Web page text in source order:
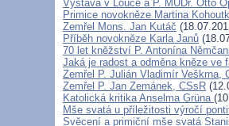
Výstava v Louce a P. MUDr. Otto
Primice novokněze Martina
Zemřel Mons. Jan Kutáč
Příběh novokněze Karla Janů
70 let kněžství P. Antonína
Jaká je radost a odměna kněze ve
Zemřel P. Julián Vladimír Veškrna,
Zemřel P. Jan Zemánek, CSsR
Katolická kritika Anselma Grüna
Mše svatá u příležitosti výročí
Svěcení a primiční mše svatá